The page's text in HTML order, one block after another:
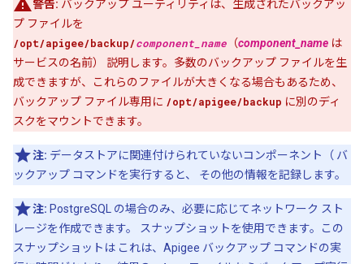
警告: バックアップ ユーティリティは、生成されたバックアッ
プ ファイルを
/opt/apigee/backup/component_name （component_name は
サービスの名前） 説明します。多数のバックアップ ファイルを生
成できますが、これらのファイルが大きくなる場合もあるため、
バックアップ ファイル専用に /opt/apigee/backup に別のディ
スクをマウントできます。
注: データストアに関連付けられていないコンポーネント（ バ
ックアップ コマンドを実行すると、 その他の情報を記録します。
注: PostgreSQL の場合のみ、必要に応じてネットワーク スト
レージを作成できます。 スナップショットを使用できます。この
スナップショットは これは、Apigee バックアップ コマンドの実